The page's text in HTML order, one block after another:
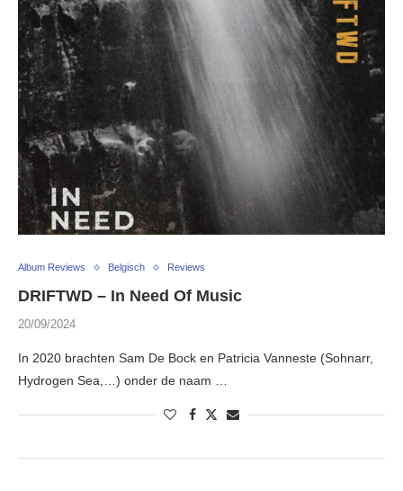
Album Reviews Belgisch Reviews
DRIFTWD – In Need Of Music
20/09/2024
In 2020 brachten Sam De Bock en Patricia Vanneste (Sohnarr,
Hydrogen Sea,…) onder de naam …